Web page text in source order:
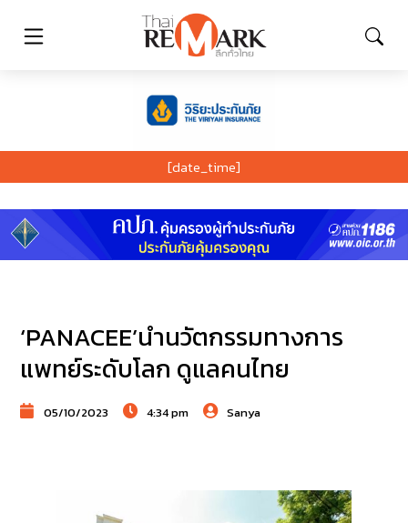
[date_time]
‘PANACEE’นำนวัตกรรมทางการ
แพทย์ระดับโลก ดูแลคนไทย
05/10/2023 4:34 pm Sanya